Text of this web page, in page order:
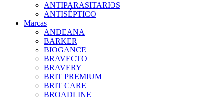
ANTIPARASITARIOS
ANTISÉPTICO
Marcas
ANDEANA
BARKER
BIOGANCE
BRAVECTO
BRAVERY
BRIT PREMIUM
BRIT CARE
BROADLINE